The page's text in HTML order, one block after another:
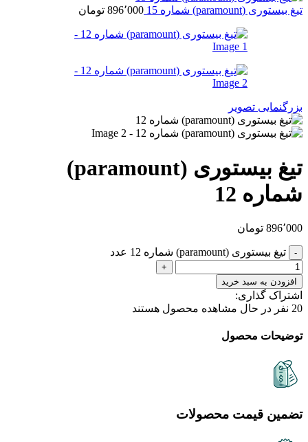
تیغ بیستوری (paramount) شماره 15 896٬000 تومان
بزرگنمایی تصویر
تیغ بیستوری (paramount)
شماره 12
896٬000 تومان
تیغ بیستوری (paramount) شماره 12 عدد
افزودن به سبد خرید
اشتراک گذاری:
20 نفر در حال مشاهده محصول هستند
توضیحات محصول
تضمین قیمت محصولات